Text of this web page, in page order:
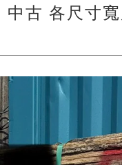
古 各尺寸